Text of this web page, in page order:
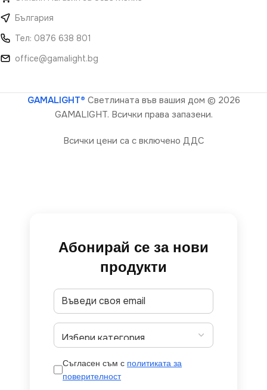
България
Тел: 0876 638 801
office@gamalight.bg
GAMALIGHT® Светлината във вашия дом © 2026
GAMALIGHT. Всички права запазени.
Всички цени са с включено ДДС
Абонирай се за нови
продукти
Съгласен съм с политиката за
поверителност